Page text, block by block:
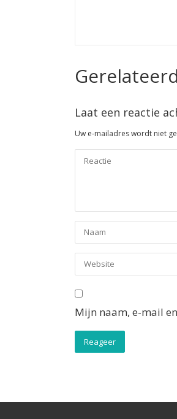
Laat een reactie
Uw e-mailadres wordt niet
Mijn naam, e-mail